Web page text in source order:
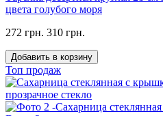
цвета голубого моря
272 грн. 310 грн.
Добавить в корзину
Топ продаж